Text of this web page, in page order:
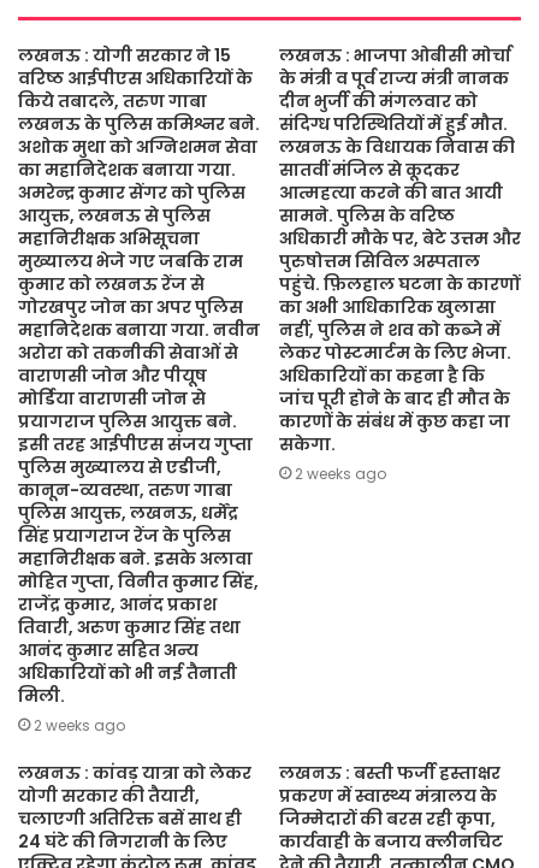
लखनऊ : योगी सरकार ने 15
वरिष्ठ आईपीएस अधिकारियों के
किये तबादले, तरुण गाबा
लखनऊ के पुलिस कमिश्नर बने.
अशोक मुथा को अग्निशमन सेवा
का महानिदेशक बनाया गया.
अमरेन्द्र कुमार सेंगर को पुलिस
आयुक्त, लखनऊ से पुलिस
महानिरीक्षक अभिसूचना
मुख्यालय भेजे गए जबकि राम
कुमार को लखनऊ रेंज से
गोरखपुर जोन का अपर पुलिस
महानिदेशक बनाया गया. नवीन
अरोरा को तकनीकी सेवाओं से
वाराणसी जोन और पीयूष
मोर्डिया वाराणसी जोन से
प्रयागराज पुलिस आयुक्त बने.
इसी तरह आईपीएस संजय गुप्ता
पुलिस मुख्यालय से एडीजी,
कानून-व्यवस्था, तरुण गाबा
पुलिस आयुक्त, लखनऊ, धर्मेंद्र
सिंह प्रयागराज रेंज के पुलिस
महानिरीक्षक बने. इसके अलावा
मोहित गुप्ता, विनीत कुमार सिंह,
राजेंद्र कुमार, आनंद प्रकाश
तिवारी, अरुण कुमार सिंह तथा
आनंद कुमार सहित अन्य
अधिकारियों को भी नई तैनाती
मिली.
2 weeks ago
लखनऊ : भाजपा ओबीसी मोर्चा
के मंत्री व पूर्व राज्य मंत्री नानक
दीन भुर्जी की मंगलवार को
संदिग्ध परिस्थितियों में हुई मौत.
लखनऊ के विधायक निवास की
सातवीं मंजिल से कूदकर
आत्महत्या करने की बात आयी
सामने. पुलिस के वरिष्ठ
अधिकारी मौके पर, बेटे उत्तम और
पुरुषोत्तम सिविल अस्पताल
पहुंचे. फ़िलहाल घटना के कारणों
का अभी आधिकारिक खुलासा
नहीं, पुलिस ने शव को कब्जे में
लेकर पोस्टमार्टम के लिए भेजा.
अधिकारियों का कहना है कि
जांच पूरी होने के बाद ही मौत के
कारणों के संबंध में कुछ कहा जा
सकेगा.
2 weeks ago
लखनऊ : कांवड़ यात्रा को लेकर
योगी सरकार की तैयारी,
चलाएगी अतिरिक्त बसें साथ ही
24 घंटे की निगरानी के लिए
लखनऊ : बस्ती फर्जी हस्ताक्षर
प्रकरण में स्वास्थ्य मंत्रालय के
जिम्मेदारों की बरस रही कृपा,
कार्यवाही के बजाय क्लीनचिट